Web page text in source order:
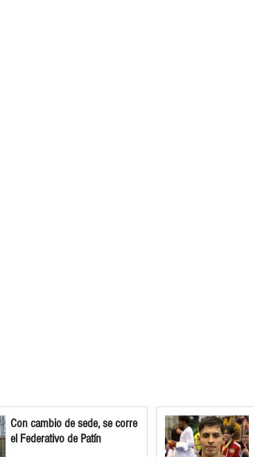
Con cambio de sede, se corre
el Federativo de Patín